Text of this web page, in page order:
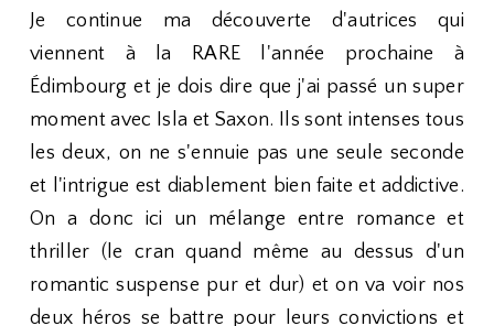
Je continue ma découverte d'autrices qui
viennent à la RARE l'année prochaine à
Édimbourg et je dois dire que j'ai passé un super
moment avec Isla et Saxon. Ils sont intenses tous
les deux, on ne s'ennuie pas une seule seconde
et l'intrigue est diablement bien faite et addictive.
On a donc ici un mélange entre romance et
thriller (le cran quand même au dessus d'un
romantic suspense pur et dur) et on va voir nos
deux héros se battre pour leurs convictions et